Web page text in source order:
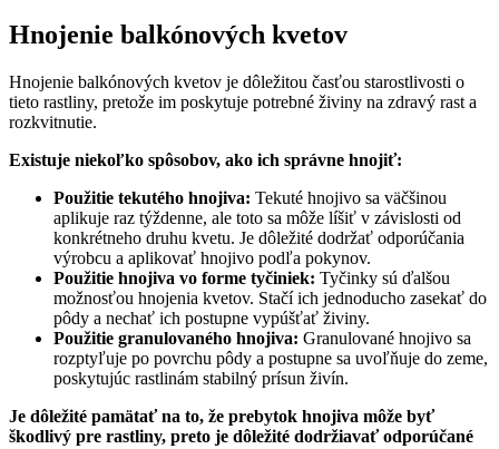
Hnojenie balkónových kvetov
Hnojenie balkónových kvetov je dôležitou časťou starostlivosti o
tieto rastliny, pretože im poskytuje potrebné živiny na zdravý rast a
rozkvitnutie.
Existuje niekoľko spôsobov, ako ich správne hnojiť:
Použitie tekutého hnojiva: Tekuté hnojivo sa väčšinou
aplikuje raz týždenne, ale toto sa môže líšiť v závislosti od
konkrétneho druhu kvetu. Je dôležité dodržať odporúčania
výrobcu a aplikovať hnojivo podľa pokynov.
Použitie hnojiva vo forme tyčiniek: Tyčinky sú ďalšou
možnosťou hnojenia kvetov. Stačí ich jednoducho zasekať do
pôdy a nechať ich postupne vypúšťať živiny.
Použitie granulovaného hnojiva: Granulované hnojivo sa
rozptyľuje po povrchu pôdy a postupne sa uvoľňuje do zeme,
poskytujúc rastlinám stabilný prísun živín.
Je dôležité pamätať na to, že prebytok hnojiva môže byť
škodlivý pre rastliny, preto je dôležité dodržiavať odporúčané